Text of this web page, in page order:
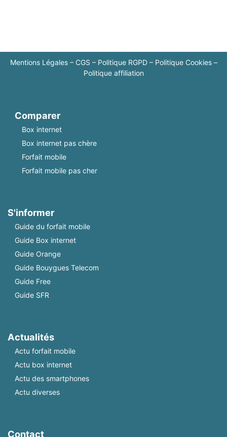
Mentions Légales– CGS – Politique RGPD– Politique Cookies–
Politique affiliation
Comparer
Box internet
Box internet pas chère
Forfait mobile
Forfait mobile pas cher
S'informer
Guide du forfait mobile
Guide Box internet
Guide Orange
Guide Bouygues Telecom
Guide Free
Guide SFR
Actualités
Actu forfait mobile
Actu box internet
Actu des smartphones
Actu diverses
Contact